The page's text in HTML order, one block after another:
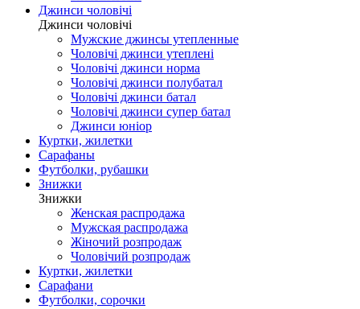
Джинси чоловічі
Джинси чоловічі
Мужские джинсы утепленные
Чоловічі джинси утеплені
Чоловічі джинси норма
Чоловічі джинси полубатал
Чоловічі джинси батал
Чоловічі джинси супер батал
Джинси юніор
Куртки, жилетки
Сарафаны
Футболки, рубашки
Знижки
Знижки
Женская распродажа
Мужская распродажа
Жіночий розпродаж
Чоловічий розпродаж
Куртки, жилетки
Сарафани
Футболки, сорочки